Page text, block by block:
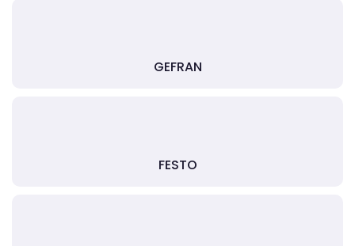
GEFRAN
FESTO